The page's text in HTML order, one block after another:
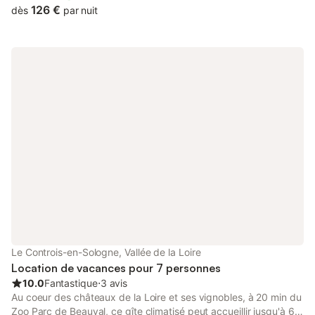
dès 126 € par nuit
Le Controis-en-Sologne, Vallée de la Loire
Location de vacances pour 7 personnes
10.0Fantastique⋅3 avis
Au coeur des châteaux de la Loire et ses vignobles, à 20 min du
Zoo Parc de Beauval, ce gîte climatisé peut accueillir jusqu'à 6